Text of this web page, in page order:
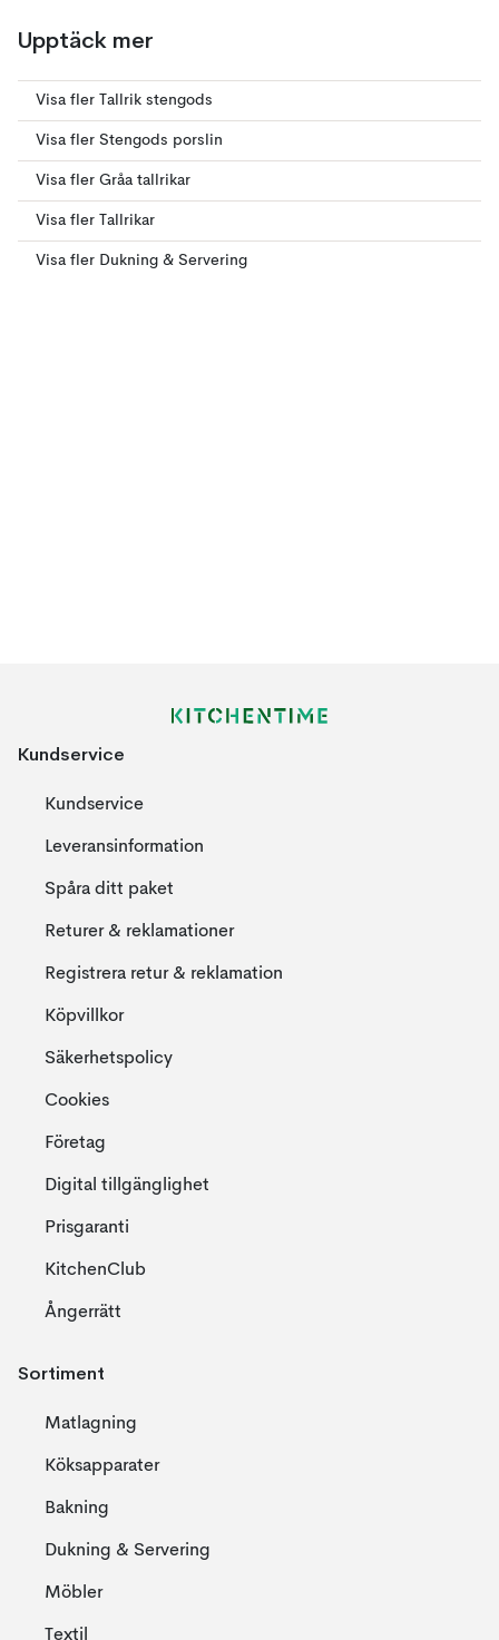
Upptäck mer
Visa fler Tallrik stengods
Visa fler Stengods porslin
Visa fler Gråa tallrikar
Visa fler Tallrikar
Visa fler Dukning & Servering
Kundservice
Kundservice
Leveransinformation
Spåra ditt paket
Returer & reklamationer
Registrera retur & reklamation
Köpvillkor
Säkerhetspolicy
Cookies
Företag
Digital tillgänglighet
Prisgaranti
KitchenClub
Ångerrätt
Sortiment
Matlagning
Köksapparater
Bakning
Dukning & Servering
Möbler
Textil